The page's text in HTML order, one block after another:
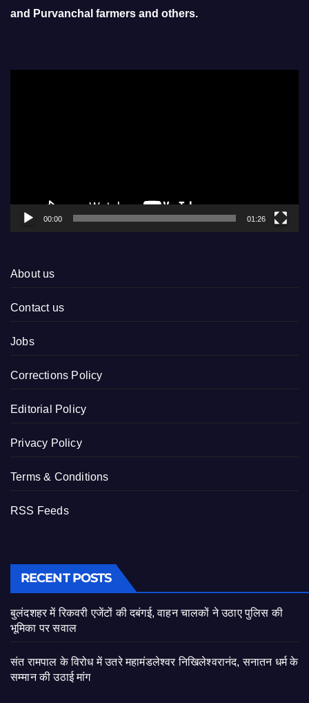
and Purvanchal farmers and others.
00:00 01:26
About us
Contact us
Jobs
Corrections Policy
Editorial Policy
Privacy Policy
Terms & Conditions
RSS Feeds
RECENT POSTS
बुलंदशहर में रिकवरी एजेंटों की दबंगई, वाहन चालकों ने उठाए पुलिस की
भूमिका पर सवाल
संत रामपाल के विरोध में उतरे महामंडलेश्वर निखिलेश्वरानंद, सनातन धर्म के
सम्मान की उठाई मांग